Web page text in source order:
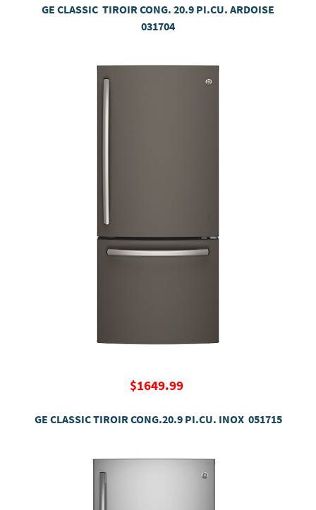
GE CLASSIC TIROIR CONG. 20.9 PI.CU. ARDOISE
031704
$1649.99
GE CLASSIC TIROIR CONG.20.9 PI.CU. INOX 051715